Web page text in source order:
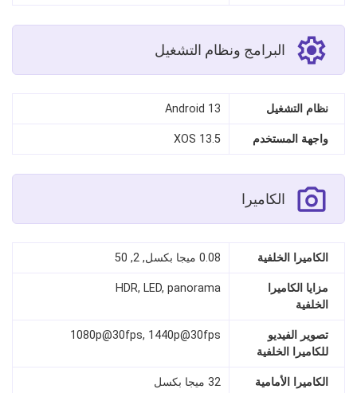
البرامج ونظام التشغيل
نظام التشغيل Android 13
واجهة المستخدم XOS 13.5
الكاميرا
الكاميرا الخلفية 0.08 ميجا بكسل, 2, 50
مزايا الكاميرا
الخلفية
HDR, LED, panorama
تصوير الفيديو
للكاميرا الخلفية
1080p@30fps, 1440p@30fps
الكاميرا الأمامية 32 ميجا بكسل